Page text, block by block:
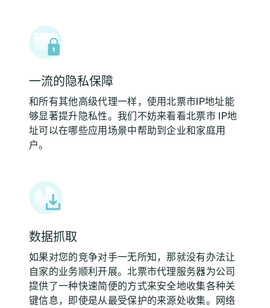
一流的隐私保障
和所有其他高级代理一样，使用北票市IP地址能
够显著提升隐私性。我们不妨来看看北票市 IP地
址可以在哪些应用场景中帮助到企业和家庭用
户。
数据抓取
如果对您的竞争对手一无所知，那就没有办法让
自家的业务顺利开展。北票市代理服务器为公司
提供了一种快速简便的方式来安全地收集各种关
键信息，即使是从最受保护的来源处收集。网络